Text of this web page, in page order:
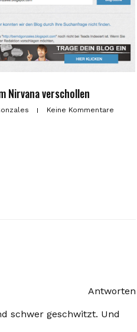
Nirvana verschollen
Keine Kommentare
Antworten
schwer geschwitzt. Und